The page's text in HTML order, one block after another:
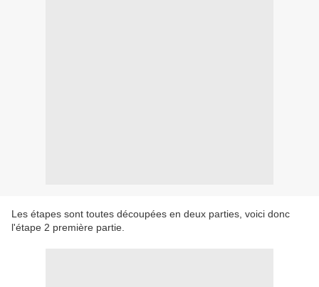
Les étapes sont toutes découpées en deux parties, voici donc
l'étape 2 première partie.